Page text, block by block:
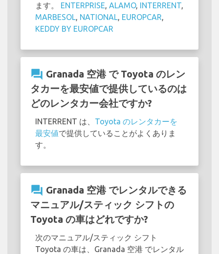
ます。 ENTERPRISE ALAMO, INTERRENT
MARBESOL
NATIONAL EUROPCAR
KEDDY BY EUROPCAR
question_answer Granada 空港 で Toyota のレン
タカーを最安値で提供しているのは
どのレンタカー会社ですか?
INTERRENT は、 Toyota のレンタカーを
最安値で提供していることがよくありま
す。
question_answer Granada 空港 でレンタルできる
マニュアル/スティック シフトの
Toyota の車はどれですか?
次のマニュアル/スティック シフト
Toyota の車は、Granada 空港 でレンタル